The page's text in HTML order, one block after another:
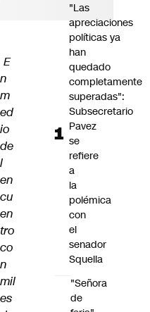
E
n
m
ed
io
de
l
en
cu
en
tro
co
n
mil
es
"Las
apreciaciones
políticas ya
han
quedado
completamente
superadas":
Subsecretario
Pavez
se
refiere
a
la
polémica
con
el
senador
Squella
"Señora
de